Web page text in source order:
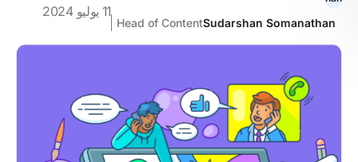
Sudarshan Somanathan
Head of Content
11 يوليو 2024